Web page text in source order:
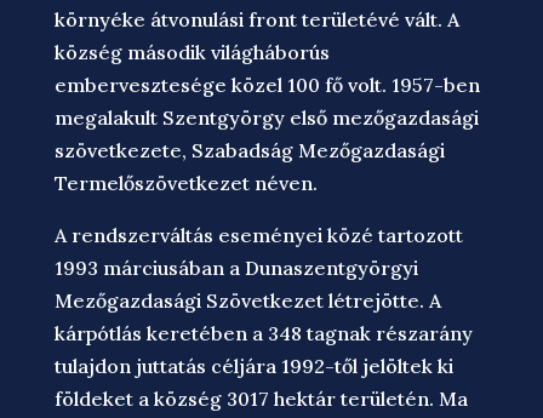
környéke átvonulási front területévé vált. A
község második világháborús
embervesztesége közel 100 fő volt. 1957-ben
megalakult Szentgyörgy első mezőgazdasági
szövetkezete, Szabadság Mezőgazdasági
Termelőszövetkezet néven.
A rendszerváltás eseményei közé tartozott
1993 márciusában a Dunaszentgyörgyi
Mezőgazdasági Szövetkezet létrejötte. A
kárpótlás keretében a 348 tagnak részarány
tulajdon juttatás céljára 1992-től jelöltek ki
földeket a község 3017 hektár területén. Ma